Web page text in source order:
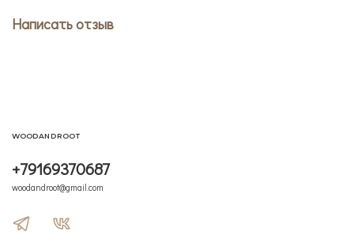
Написать отзыв
+79169370687
woodandroot@gmail.com
WOODANDROOT